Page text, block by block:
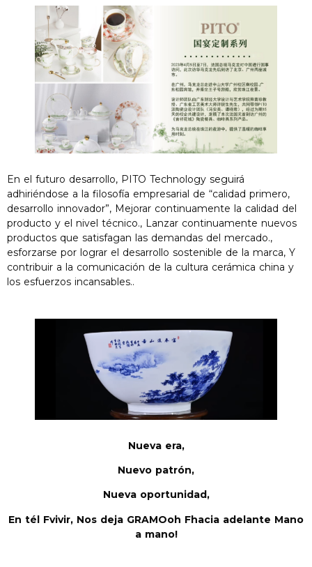
En el futuro desarrollo, PITO Technology seguirá
adhiriéndose a la filosofía empresarial de “calidad primero,
desarrollo innovador”, Mejorar continuamente la calidad del
producto y el nivel técnico., Lanzar continuamente nuevos
productos que satisfagan las demandas del mercado.,
esforzarse por lograr el desarrollo sostenible de la marca, Y
contribuir a la comunicación de la cultura cerámica china y
los esfuerzos incansables..
Nueva era,
Nuevo patrón,
Nueva oportunidad,
En tél Fvivir, Nos deja GRAMOoh Fhacia adelante Mano
a mano!